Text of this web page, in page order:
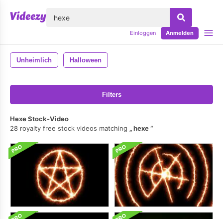
Einloggen Anmelden
Unheimlich Halloween
Filters
Hexe Stock-Video
28 royalty free stock videos matching
hexe